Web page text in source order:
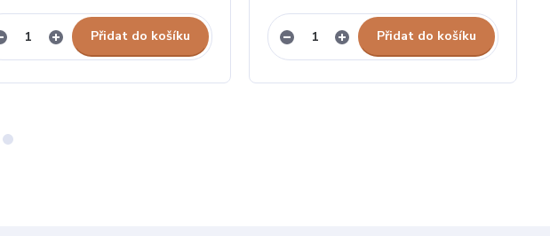
Přidat do košíku Přidat do košíku